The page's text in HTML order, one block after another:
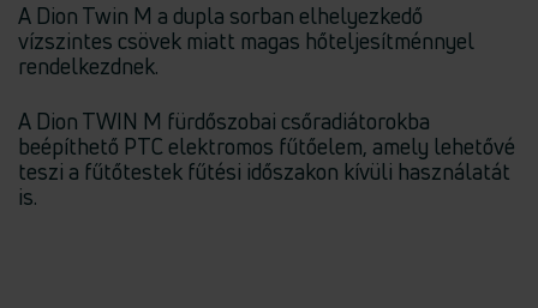
A Dion Twin M a dupla sorban elhelyezkedő
vízszintes csövek miatt magas hőteljesítménnyel
rendelkezdnek.
A Dion TWIN M fürdőszobai csőradiátorokba
beépíthető PTC elektromos fűtőelem, amely lehetővé
teszi a fűtőtestek fűtési időszakon kívüli használatát
is.